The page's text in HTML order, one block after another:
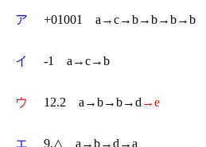
ア +01001 a→c→b→b→b→b
イ -1 a→c→b
ウ 12.2 a→b→b→d →e
エ 9.△ a→b→d→a